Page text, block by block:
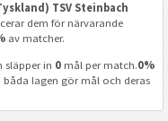
TSV Steinbach
dem för närvarande
av matcher.
in 0mål per match.0%
båda lagen gör mål och deras